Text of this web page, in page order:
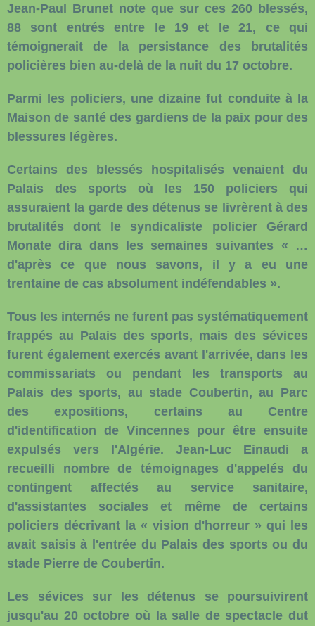
Jean-Paul Brunet note que sur ces 260 blessés,
88 sont entrés entre le 19 et le 21, ce qui
témoignerait de la persistance des brutalités
policières bien au-delà de la nuit du 17 octobre.
Parmi les policiers, une dizaine fut conduite à la
Maison de santé des gardiens de la paix pour des
blessures légères.
Certains des blessés hospitalisés venaient du
Palais des sports où les 150 policiers qui
assuraient la garde des détenus se livrèrent à des
brutalités dont le syndicaliste policier Gérard
Monate dira dans les semaines suivantes « …
d'après ce que nous savons, il y a eu une
trentaine de cas absolument indéfendables ».
Tous les internés ne furent pas systématiquement
frappés au Palais des sports, mais des sévices
furent également exercés avant l'arrivée, dans les
commissariats ou pendant les transports au
Palais des sports, au stade Coubertin, au Parc
des expositions, certains au Centre
d'identification de Vincennes pour être ensuite
expulsés vers l'Algérie. Jean-Luc Einaudi a
recueilli nombre de témoignages d'appelés du
contingent affectés au service sanitaire,
d'assistantes sociales et même de certains
policiers décrivant la « vision d'horreur » qui les
avait saisis à l'entrée du Palais des sports ou du
stade Pierre de Coubertin.
Les sévices sur les détenus se poursuivirent
jusqu'au 20 octobre où la salle de spectacle dut